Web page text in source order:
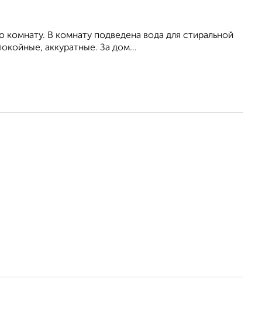
В комнату подведена вода для стиральной
аккуратные. За дом...